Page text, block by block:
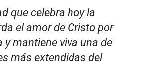
que celebra hoy la
el amor de Cristo por
y mantiene viva una de
más extendidas del